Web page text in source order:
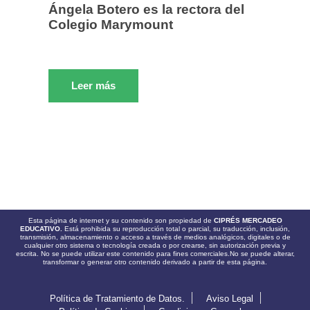
Ángela Botero es la rectora del
Colegio Marymount
Leer más
Esta página de internet y su contenido son propiedad de CIPRÉS MERCADEO
EDUCATIVO. Está prohibida su reproducción total o parcial, su traducción, inclusión,
transmisión, almacenamiento o acceso a través de medios analógicos, digitales o de
cualquier otro sistema o tecnología creada o por crearse, sin autorización previa y
escrita. No se puede utilizar este contenido para fines comerciales.No se puede alterar,
transformar o generar otro contenido derivado a partir de esta página.
Política de Tratamiento de Datos.
Aviso Legal